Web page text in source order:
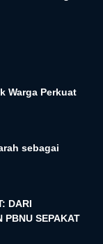
Warga Perkuat
sebagai
DARI
PBNU SEPAKAT